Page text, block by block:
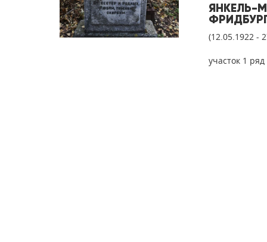
ЯНКЕЛЬ-
(12.05.1922 -
участок 1